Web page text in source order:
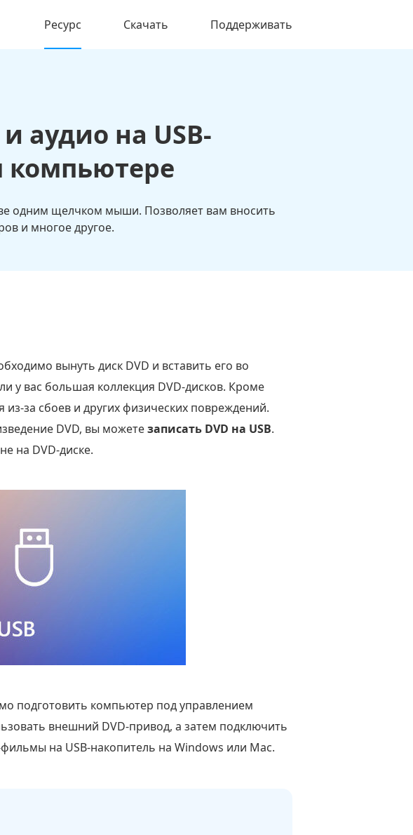
Ресурс Скачать Поддерживать
аудио на USB-
компьютере
одним щелчком мыши. Позволяет вам вносить
и многое другое.
вынуть диск DVD и вставить его во
у вас большая коллекция DVD-дисков. Кроме
за сбоев и других физических повреждений.
DVD, вы можетезаписать DVD на USB.
на DVD-диске.
подготовить компьютер под управлением
внешний DVD-привод, а затем подключить
на USB-накопитель на Windows или Mac.